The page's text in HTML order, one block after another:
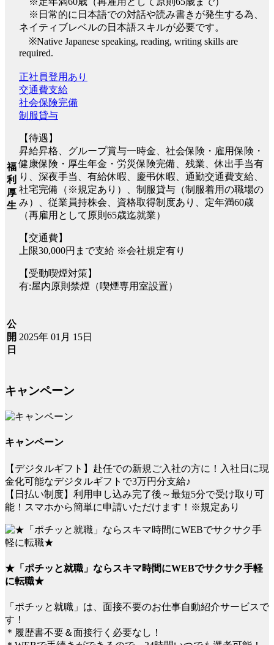
※日常的に日本語での対話や読み書きが発生する為、
ネイティブレベルの日本語スキルが必要です。
※Native Japanese speaking, reading, writing skills are
required.
福
利
厚
生
正社員登用あり
交通費支給
社会保険完備
制服貸与
【待遇】
昇給昇格、グループ賞与一時金、社会保険・雇用保険・
健康保険・厚生年金・労災保険完備、残業、休出手当有
り、深夜手当、有給休暇、慶弔休暇、通勤交通費支給、
社宅完備（※規定あり）、制服貸与（制服着用の職場の
み）、従業員持株会、資格取得制度あり、定年満60歳
（再雇用として原則65歳迄就業）
【交通費】
上限30,000円まで支給 ※会社規定有り
【受動喫煙対策】
有:屋内原則禁煙（喫煙専用室設置）
公
開
日
2025年 01月 15日
キャンペーン
キャンペーン
【デジタルギフト】赴任での新規ご入社の方に！入社日に現
金化可能なデジタルギフトで3万円分支給♪
【日払い制度】利用申し込み完了後～最短5分で受け取り可
能！スマホから簡単に申請いただけます！※規定あり
★「ポチッと就職」ならスキマ時間にWEBでサクサク手軽
に転職★
「ポチッと就職」は、面接不要のお仕事自動紹介サービスで
す！
＊履歴書不要＆面接行く必要なし！